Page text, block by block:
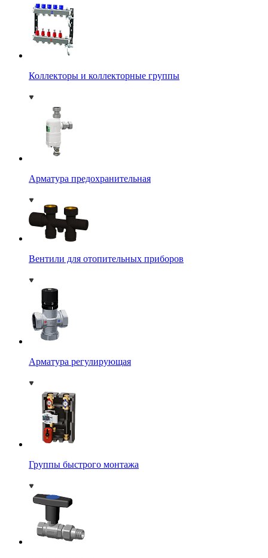
Коллекторы и коллекторные группы
Арматура предохранительная
Вентили для отопительных приборов
Арматура регулирующая
Группы быстрого монтажа